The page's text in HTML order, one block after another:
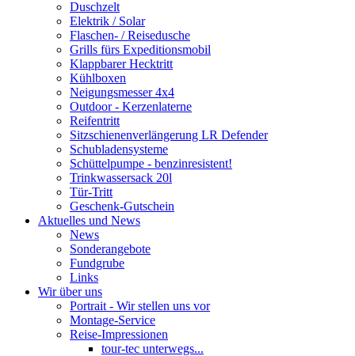
Duschzelt
Elektrik / Solar
Flaschen- / Reisedusche
Grills fürs Expeditionsmobil
Klappbarer Hecktritt
Kühlboxen
Neigungsmesser 4x4
Outdoor - Kerzenlaterne
Reifentritt
Sitzschienenverlängerung LR Defender
Schubladensysteme
Schüttelpumpe - benzinresistent!
Trinkwassersack 20l
Tür-Tritt
Geschenk-Gutschein
Aktuelles und News
News
Sonderangebote
Fundgrube
Links
Wir über uns
Portrait - Wir stellen uns vor
Montage-Service
Reise-Impressionen
tour-tec unterwegs...